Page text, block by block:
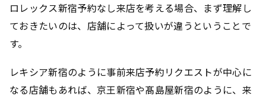
ロレックス新宿予約なし来店を考える場合、まず理解し
ておきたいのは、店舗によって扱いが違うということで
す。
レキシア新宿のように事前来店予約リクエストが中心に
なる店舗もあれば、京王新宿や髙島屋新宿のように、来